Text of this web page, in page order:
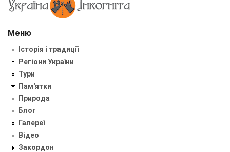
Меню
Історія і традиції
Регіони України
Тури
Пам'ятки
Природа
Блог
Галереї
Відео
Закордон